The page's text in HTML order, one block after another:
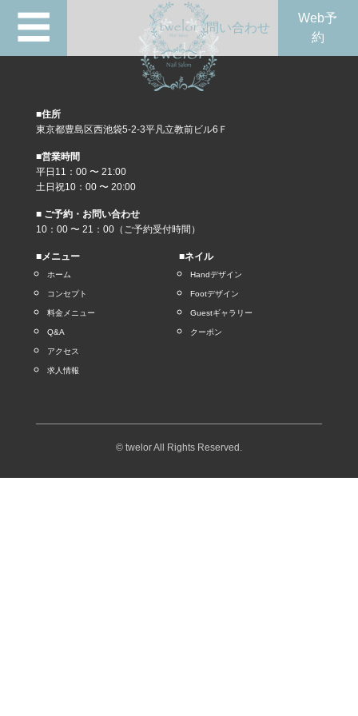
☰ 問い合わせ
Web予
約
■住所
東京都豊島区西池袋5-2-3平凡立教前ビル6Ｆ
■営業時間
平日11：00 〜 21:00
土日祝10：00 〜 20:00
■ ご予約・お問い合わせ
10：00 〜 21：00（ご予約受付時間）
■メニュー
ホーム
コンセプト
料金メニュー
Q&A
アクセス
求人情報
■ネイル
Handデザイン
Footデザイン
Guestギャラリー
クーポン
© twelor All Rights Reserved.